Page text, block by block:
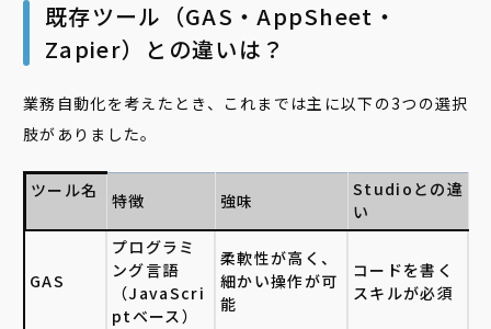
既存ツール（GAS・AppSheet・
Zapier）との違いは？
業務自動化を考えたとき、これまでは主に以下の3つの選択
肢がありました。
ツール名 特徴 強味
Studioとの違
い
GAS
プログラミ
ング言語
（JavaScri
ptベース）
柔軟性が高く、
細かい操作が可
能
コードを書く
スキルが必須